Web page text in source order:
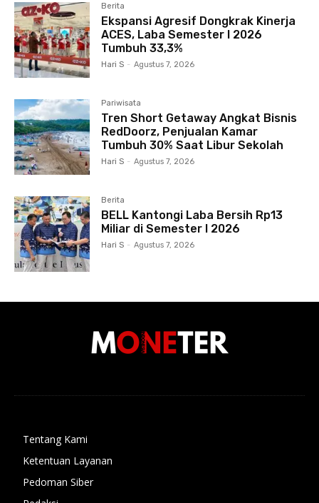
Berita
Ekspansi Agresif Dongkrak Kinerja
ACES, Laba Semester I 2026
Tumbuh 33,3%
Hari S - Agustus 7, 2026
Pariwisata
Tren Short Getaway Angkat Bisnis
RedDoorz, Penjualan Kamar
Tumbuh 30% Saat Libur Sekolah
Hari S - Agustus 7, 2026
Berita
BELL Kantongi Laba Bersih Rp13
Miliar di Semester I 2026
Hari S - Agustus 7, 2026
Tentang Kami
Ketentuan Layanan
Pedoman Siber